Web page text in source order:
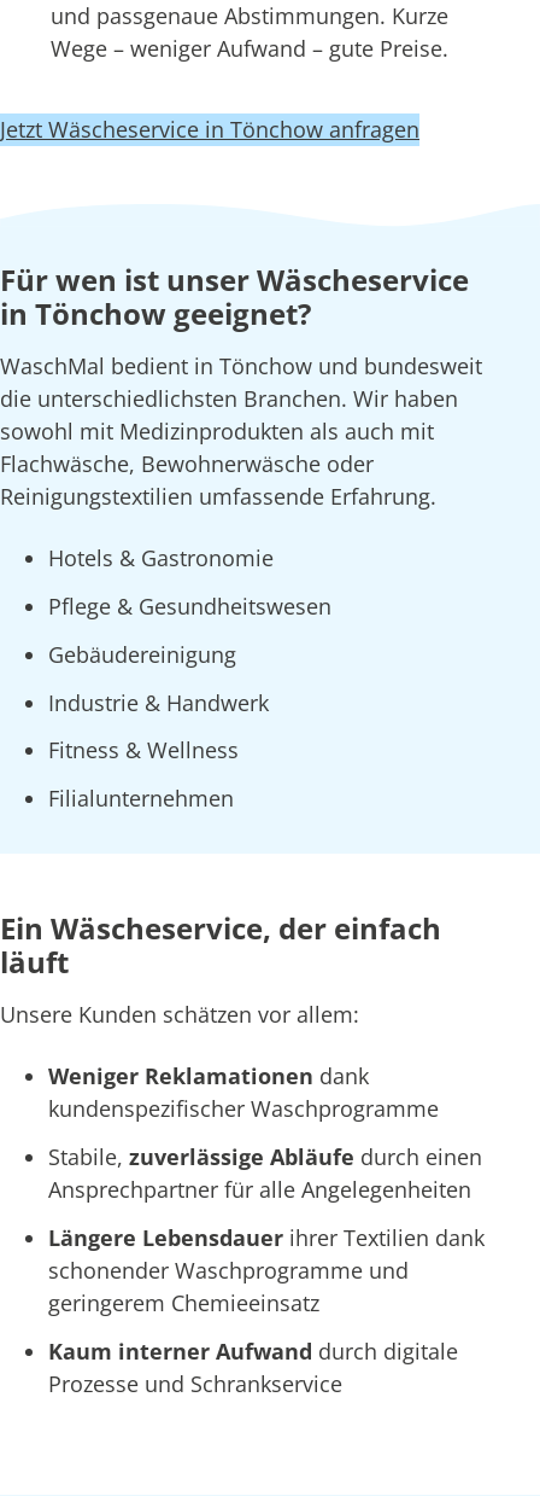
und passgenaue Abstimmungen. Kurze
Wege – weniger Aufwand – gute Preise.
Jetzt Wäscheservice in Tönchow anfragen
Für wen ist unser Wäscheservice
in Tönchow geeignet?
WaschMal bedient in Tönchow und bundesweit
die unterschiedlichsten Branchen. Wir haben
sowohl mit Medizinprodukten als auch mit
Flachwäsche, Bewohnerwäsche oder
Reinigungstextilien umfassende Erfahrung.
Hotels & Gastronomie
Pflege & Gesundheitswesen
Gebäudereinigung
Industrie & Handwerk
Fitness & Wellness
Filialunternehmen
Ein Wäscheservice, der einfach
läuft
Unsere Kunden schätzen vor allem:
Weniger Reklamationen dank
kundenspezifischer Waschprogramme
Stabile, zuverlässige Abläufe durch einen
Ansprechpartner für alle Angelegenheiten
Längere Lebensdauer ihrer Textilien dank
schonender Waschprogramme und
geringerem Chemieeinsatz
Kaum interner Aufwand durch digitale
Prozesse und Schrankservice